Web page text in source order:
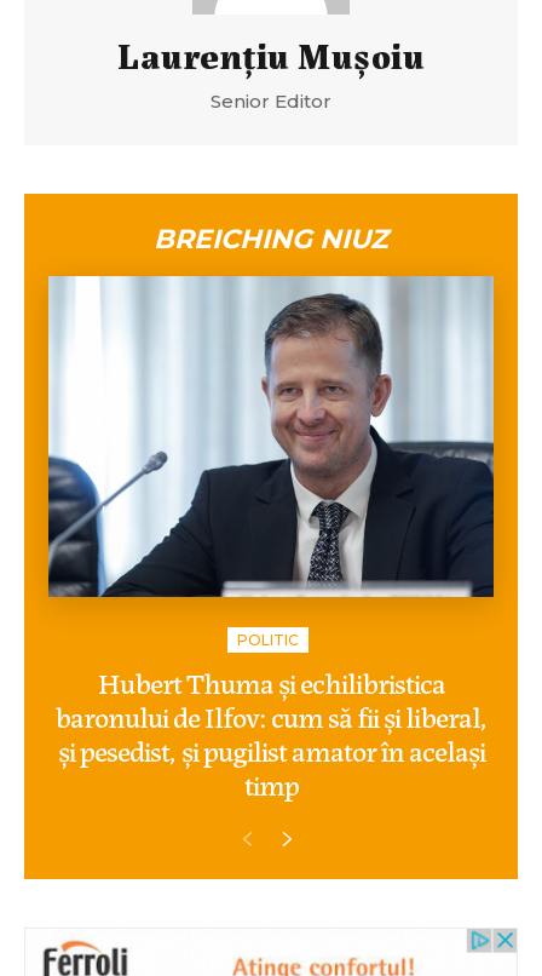
Laurenţiu Muşoiu
Senior Editor
BREICHING NIUZ
POLITIC
Hubert Thuma și echilibristica
baronului de Ilfov: cum să fii și liberal,
și pesedist, și pugilist amator în același
timp